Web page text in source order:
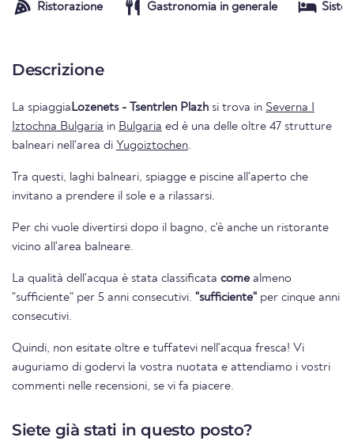
Ristorazione Gastronomia in generale
Descrizione
La spiaggiaLozenets - Tsentrlen Plazh si trova in Severna I
Iztochna Bulgaria in Bulgaria ed è una delle oltre 47 strutture
balneari nell'area di Yugoiztochen.
Tra questi, laghi balneari, spiagge e piscine all'aperto che
invitano a prendere il sole e a rilassarsi.
Per chi vuole divertirsi dopo il bagno, c'è anche un ristorante
vicino all'area balneare.
La qualità dell'acqua è stata classificata come almeno
"sufficiente" per 5 anni consecutivi. "sufficiente" per cinque anni
consecutivi.
Quindi, non esitate oltre e tuffatevi nell'acqua fresca! Vi
auguriamo di godervi la vostra nuotata e attendiamo i vostri
commenti nelle recensioni, se vi fa piacere.
Siete già stati in questo posto?